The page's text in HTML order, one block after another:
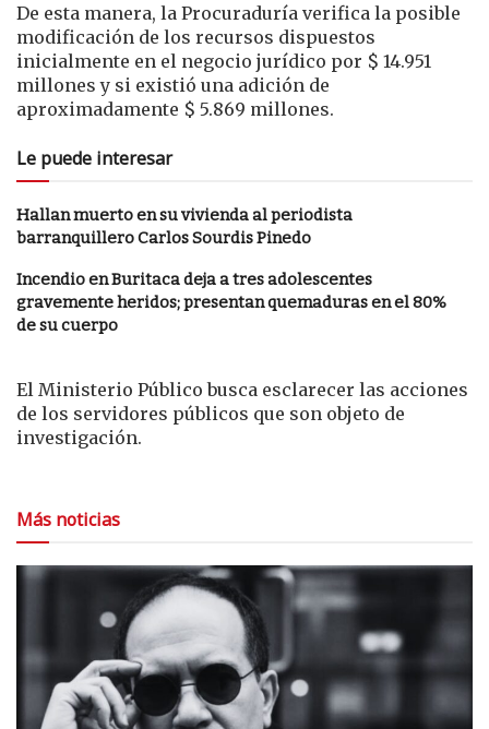
De esta manera, la Procuraduría verifica la posible
modificación de los recursos dispuestos
inicialmente en el negocio jurídico por $ 14.951
millones y si existió una adición de
aproximadamente $ 5.869 millones.
Le puede interesar
Hallan muerto en su vivienda al periodista
barranquillero Carlos Sourdis Pinedo
Incendio en Buritaca deja a tres adolescentes
gravemente heridos; presentan quemaduras en el 80%
de su cuerpo
El Ministerio Público busca esclarecer las acciones
de los servidores públicos que son objeto de
investigación.
Más noticias